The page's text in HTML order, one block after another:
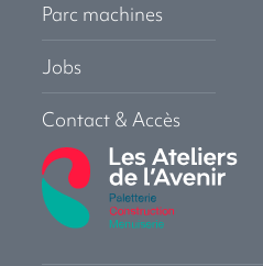
Parc machines
Jobs
Contact & Accès